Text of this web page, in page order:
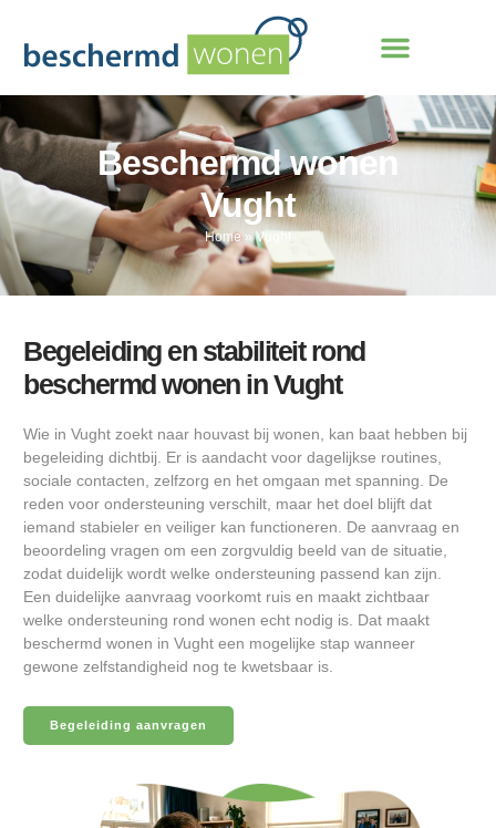
Beschermd wonen
Vught
Home »Vught
Begeleiding en stabiliteit rond
beschermd wonen in Vught
Wie in Vught zoekt naar houvast bij wonen, kan baat hebben bij
begeleiding dichtbij. Er is aandacht voor dagelijkse routines,
sociale contacten, zelfzorg en het omgaan met spanning. De
reden voor ondersteuning verschilt, maar het doel blijft dat
iemand stabieler en veiliger kan functioneren. De aanvraag en
beoordeling vragen om een zorgvuldig beeld van de situatie,
zodat duidelijk wordt welke ondersteuning passend kan zijn.
Een duidelijke aanvraag voorkomt ruis en maakt zichtbaar
welke ondersteuning rond wonen echt nodig is. Dat maakt
beschermd wonen in Vught een mogelijke stap wanneer
gewone zelfstandigheid nog te kwetsbaar is.
Begeleiding aanvragen